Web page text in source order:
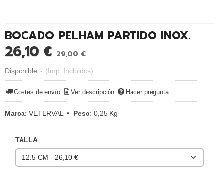
BOCADO PELHAM PARTIDO INOX.
26,10 € 29,00 €
Disponible - (Imp. Incluidos)
Costes de envío Ver descripción Hacer pregunta
Marca: VETERVAL • Peso: 0,25 Kg
TALLA